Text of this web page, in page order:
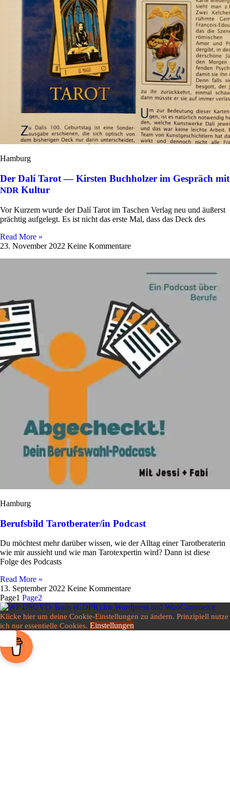
Hamburg
Der Dalí Tarot — Kirsten Buchholzer im Gespräch mit
NDR Kultur
Vor Kurzem wurde der Dalí Tarot im Taschen Verlag neu und äußerst
prächtig auf­ge­legt. Es ist nicht das erste Mal, dass das Deck des
Read More »
23. November 2022 Keine Kommentare
Hamburg
Berufsbild Tarotberater/in Podcast
Du möch­test mehr dar­über wissen, wie der Alltag einer Tarot­be­ra­terin
wie mir aus­sieht und wie man Tarot­ex­pertin wird? Dann ist diese
Folge des Podcasts
Read More »
13. September 2022 Keine Kommentare
Page1 Page2
Klicke hier um deine Cookie-Einstellungen zu ändern. Prinzipiell nutze
ich nur essentielle Cookies. Einstellungen